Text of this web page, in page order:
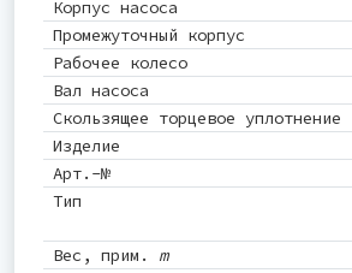
Корпус насоса
Промежуточный корпус
Рабочее колесо
Вал насоса
Скользящее торцевое уплотнение
Изделие
Арт.-№
Тип
Вес, прим. m